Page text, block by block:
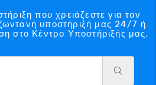
που χρειάζεστε για τον
υποστήριξή μας 24/7 ή
στο Κέντρο Υποστήριξής μας.